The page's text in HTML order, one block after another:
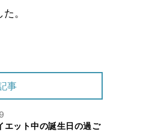
。
事
エット中の誕生日の過ご